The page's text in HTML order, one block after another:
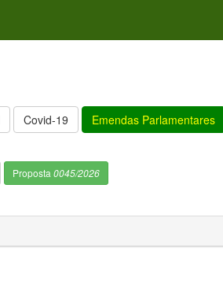
Covid-19 Emendas Parlamentares
Proposta 0045/2026